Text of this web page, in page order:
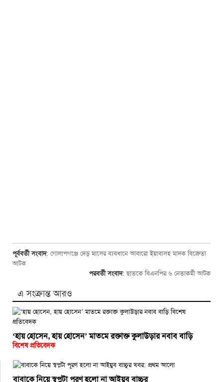
পূর্ববর্তী সংবাদ: গোলাপগঞ্জে দেড় মাসের ব্যবধানে আবারো ইয়াবাসহ মাদক বিক্রেতা
আটক
পরবর্তী সংবাদ:ছাতকে বিএনপির ৬ নেতাকর্মী আটক
এ সংক্রান্ত আরও
‘হায় হোসেন, হায় হোসেন’ মাতমে রক্তাক্ত কুলাউড়ার নবাব বাড়ি
বিশেষ প্রতিবেদক
বাবাকে নিয়ে স্বপ্নটা পূরণ হলো না আইয়ুব বাচ্চুর